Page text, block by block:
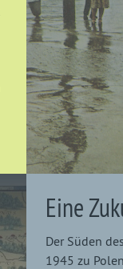
Eine
Der Süden
1945 zu